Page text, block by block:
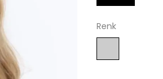
Renk